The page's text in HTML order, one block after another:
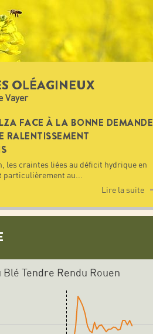
OLÉAGINEUX
Vayer
FACE À LA BONNE DEMANDE
RALENTISSEMENT
les craintes liées au déficit hydrique en
particulièrement au...
Lire la suite
Blé Tendre Rendu Rouen